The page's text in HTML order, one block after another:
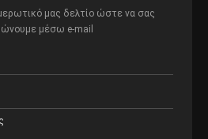
μας δελτίο ώστε να σας
μέσω e-mail